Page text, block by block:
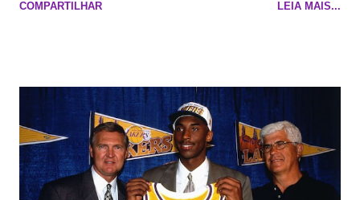
Na quadra Transmissão: NBA League Pass
COMPARTILHAR LEIA MAIS...